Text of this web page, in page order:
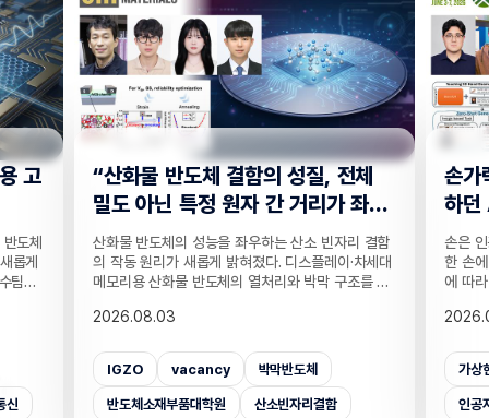
결함
세대
를 정
다.
손가락 위치 묻자 '찍기' 수준으로 답
하던 AI… 160만 연습문제로 손 이
해력 높였다!
손은 인공지능이 인식하기 까다로운 대상 중 하나다.
한 손에 21개나 되는 관절이 촘촘히 있는 데다 각도
에 따라 같은 손동작도 완전히 다르게 보이기 때문이
락이 얼마나 굽었는지, 어느 관절이 앞에 있는지 같
능 평가는 사물의 종류나 상황을 묻는 데 치우쳐 이
런 약점이 제대로 드러나지 않았는데, 국내 연구진이
이를 세부적으로 진단하고 부족한 능력까지 학습시
2026.08.03
가상현실 벤치마크데이터셋
손
인공지능대학원
증강현실
찾
기술
실종자
개발하
CCTV
가 포
사람
을 공
라별사람